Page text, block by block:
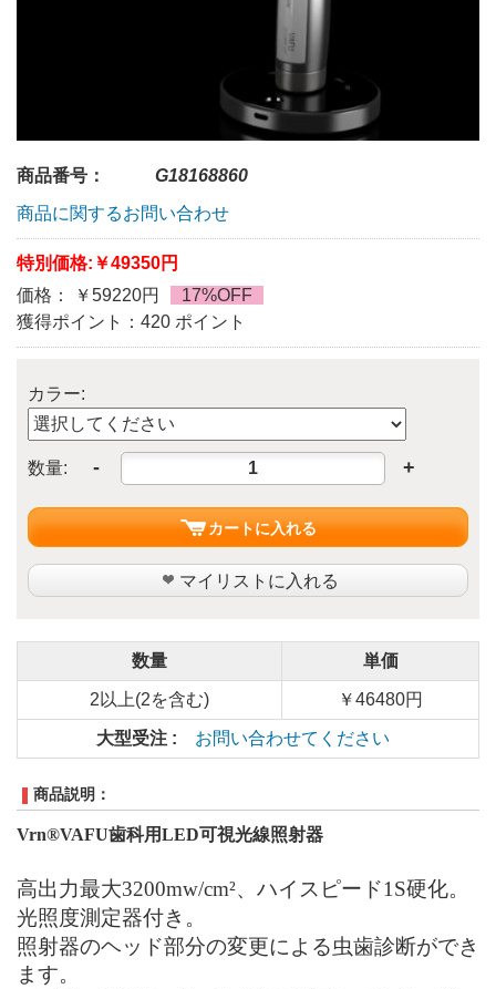
商品番号：
G18168860
商品に関するお問い合わせ
特別価格: ￥49350円
価格： ￥59220円
17%OFF
獲得ポイント：420 ポイント
カラー:
数量: - +
カートに入れる
マイリストに入れる
数量 単価
2以上(2を含む) ￥46480円
大型受注 : お問い合わせてください
商品説明：
Vrn®VAFU歯科用LED可視光線照射器
高出力最大3200mw/cm²、ハイスピード1S硬化。
光照度測定器付き。
照射器のヘッド部分の変更による虫歯診断ができ
ます。